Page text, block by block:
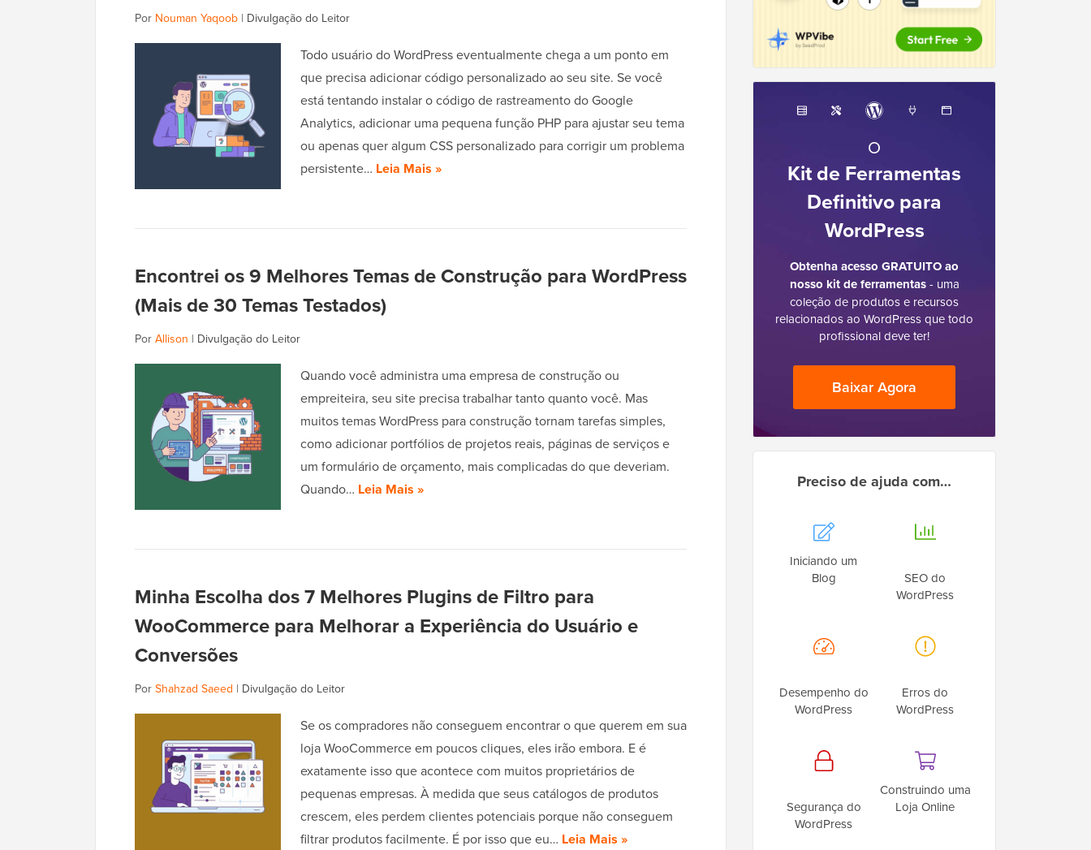
Por Nouman Yaqoob | Divulgação do Leitor
Todo usuário do WordPress eventualmente chega a um ponto em
que precisa adicionar código personalizado ao seu site. Se você
está tentando instalar o código de rastreamento do Google
Analytics, adicionar uma pequena função PHP para ajustar seu tema
ou apenas quer algum CSS personalizado para corrigir um problema
persistente… Leia Mais »
Encontrei os 9 Melhores Temas de Construção para WordPress
(Mais de 30 Temas Testados)
Por Allison | Divulgação do Leitor
Quando você administra uma empresa de construção ou
empreiteira, seu site precisa trabalhar tanto quanto você. Mas
muitos temas WordPress para construção tornam tarefas simples,
como adicionar portfólios de projetos reais, páginas de serviços e
um formulário de orçamento, mais complicadas do que deveriam.
Quando… Leia Mais »
Minha Escolha dos 7 Melhores Plugins de Filtro para
WooCommerce para Melhorar a Experiência do Usuário e
Conversões
Por Shahzad Saeed | Divulgação do Leitor
Se os compradores não conseguem encontrar o que querem em sua
loja WooCommerce em poucos cliques, eles irão embora. E é
exatamente isso que acontece com muitos proprietários de
pequenas empresas. À medida que seus catálogos de produtos
crescem, eles perdem clientes potenciais porque não conseguem
filtrar produtos facilmente. É por isso que eu… Leia Mais »
O
Kit de Ferramentas
Definitivo para
WordPress
Obtenha acesso GRATUITO ao
nosso kit de ferramentas- uma
coleção de produtos e recursos
relacionados ao WordPress que todo
profissional deve ter!
Baixar Agora
Preciso de ajuda com…
Iniciando um
Blog
SEO do
WordPress
Desempenho do
WordPress
Erros do
WordPress
Segurança do
WordPress
Construindo uma
Loja Online